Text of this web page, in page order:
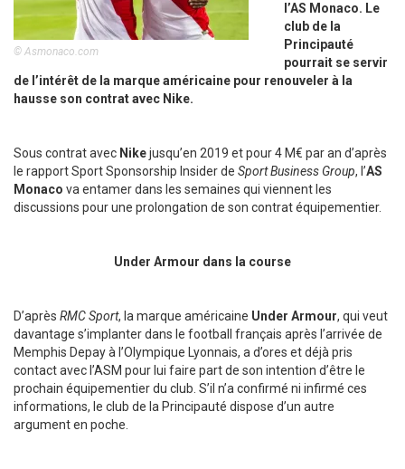
© Asmonaco.com
l’AS Monaco. Le
club de la
Principauté
pourrait se servir
de l’intérêt de la marque américaine pour renouveler à la
hausse son contrat avec Nike.
Sous contrat avec Nikejusqu’en 2019 et pour 4 M€ par an d’après
le rapport Sport Sponsorship Insider de Sport Business Group, l’AS
Monaco va entamer dans les semaines qui viennent les
discussions pour une prolongation de son contrat équipementier.
Under Armour dans la course
D’après RMC Sport, la marque américaine Under Armour, qui veut
davantage s’implanter dans le football français après l’arrivée de
Memphis Depay à l’Olympique Lyonnais, a d’ores et déjà pris
contact avec l’ASM pour lui faire part de son intention d’être le
prochain équipementier du club. S’il n’a confirmé ni infirmé ces
informations, le club de la Principauté dispose d’un autre
argument en poche.